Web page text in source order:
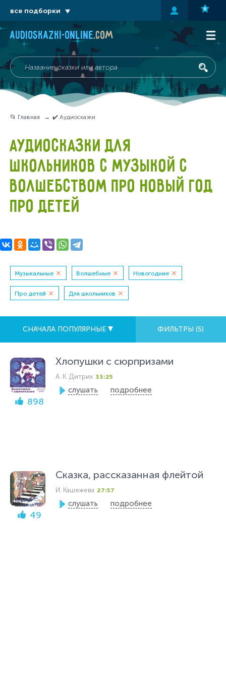
audioskazki-online.com
📂 Главная ✔️ Аудиосказки
АУДИОСКАЗКИ ДЛЯ
ШКОЛЬНИКОВ С МУЗЫКОЙ С
ВОЛШЕБСТВОМ ПРО НОВЫЙ ГОД
ПРО ДЕТЕЙ
Музыкальные Волшебные Новогодние
Про детей Для школьников
СНАЧАЛА ПОПУЛЯРНЫЕ ФИЛЬТРЫ (5)
898
Хлопушки с сюрпризами
А. К. Дитрих 33:25
слушать подробнее
49
Сказка, рассказанная флейтой
И. Кашежева 27:57
слушать подробнее
все подборки